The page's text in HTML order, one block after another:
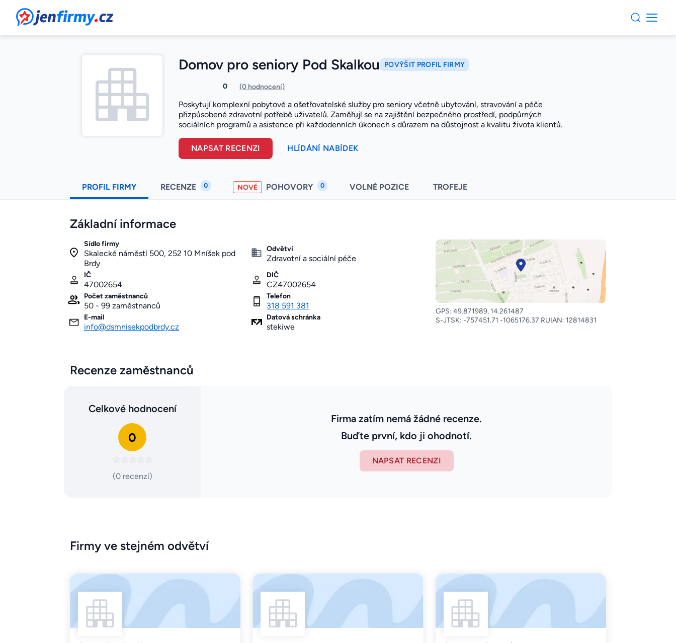
JenFirmy.cz
Domov pro seniory Pod Skalkou POVÝŠIT PROFIL FIRMY
0 (0 hodnocení)
Poskytují komplexní pobytové a ošetřovatelské služby pro seniory včetně ubytování, stravování a péče
přizpůsobené zdravotní potřebě uživatelů. Zaměřují se na zajištění bezpečného prostředí, podpůrných
sociálních programů a asistence při každodenních úkonech s důrazem na důstojnost a kvalitu života klientů.
NAPSAT RECENZI HLÍDÁNÍ NABÍDEK
PROFIL FIRMY RECENZE 0 NOVÉ POHOVORY 0 VOLNÉ POZICE TROFEJE
Základní informace
Sídlo firmy
Skalecké náměstí 500, 252 10 Mníšek pod
Brdy
Odvětví
Zdravotní a sociální péče
IČ
47002654
DIČ
CZ47002654
Počet zaměstnanců
50 - 99 zaměstnanců
Telefon
318 591 381
E-mail
info@dsmnisekpodbrdy.cz
Datová schránka
stekiwe
GPS: 49.871989, 14.261487
S-JTSK: -757451.71 -1065176.37 RUIAN: 12814831
Recenze zaměstnanců
Celkové hodnocení
0
(0 recenzí)
Firma zatím nemá žádné recenze.
Buďte první, kdo ji ohodnotí.
NAPSAT RECENZI
Firmy ve stejném odvětví